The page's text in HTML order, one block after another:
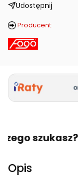
Udostępnij
Producent:
szukasz?
Opis